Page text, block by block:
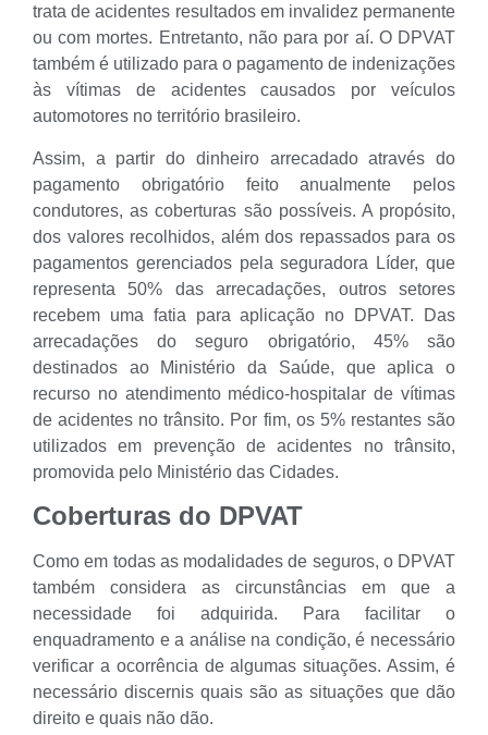
trata de acidentes resultados em invalidez permanente
ou com mortes. Entretanto, não para por aí. O DPVAT
também é utilizado para o pagamento de indenizações
às vítimas de acidentes causados por veículos
automotores no território brasileiro.
Assim, a partir do dinheiro arrecadado através do
pagamento obrigatório feito anualmente pelos
condutores, as coberturas são possíveis. A propósito,
dos valores recolhidos, além dos repassados para os
pagamentos gerenciados pela seguradora Líder, que
representa 50% das arrecadações, outros setores
recebem uma fatia para aplicação no DPVAT. Das
arrecadações do seguro obrigatório, 45% são
destinados ao Ministério da Saúde, que aplica o
recurso no atendimento médico-hospitalar de vítimas
de acidentes no trânsito. Por fim, os 5% restantes são
utilizados em prevenção de acidentes no trânsito,
promovida pelo Ministério das Cidades.
Coberturas do DPVAT
Como em todas as modalidades de seguros, o DPVAT
também considera as circunstâncias em que a
necessidade foi adquirida. Para facilitar o
enquadramento e a análise na condição, é necessário
verificar a ocorrência de algumas situações. Assim, é
necessário discernis quais são as situações que dão
direito e quais não dão.